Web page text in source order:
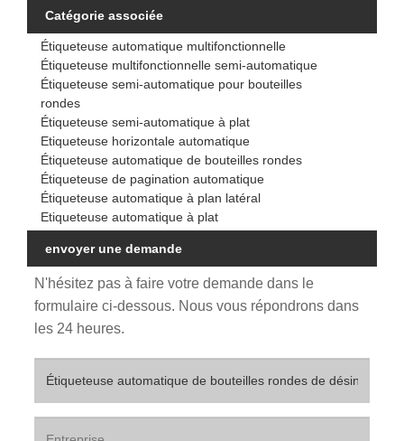
Catégorie associée
Étiqueteuse automatique multifonctionnelle
Étiqueteuse multifonctionnelle semi-automatique
Étiqueteuse semi-automatique pour bouteilles
rondes
Étiqueteuse semi-automatique à plat
Etiqueteuse horizontale automatique
Étiqueteuse automatique de bouteilles rondes
Étiqueteuse de pagination automatique
Étiqueteuse automatique à plan latéral
Etiqueteuse automatique à plat
envoyer une demande
N'hésitez pas à faire votre demande dans le
formulaire ci-dessous. Nous vous répondrons dans
les 24 heures.